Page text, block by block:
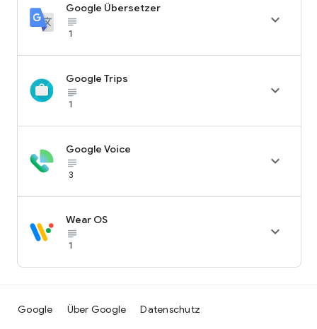
Google Übersetzer
subject_black
1

Google Trips
subject_black
1

Google Voice
subject_black
3

Wear OS
subject_black
1

Google Über Google Datenschutz